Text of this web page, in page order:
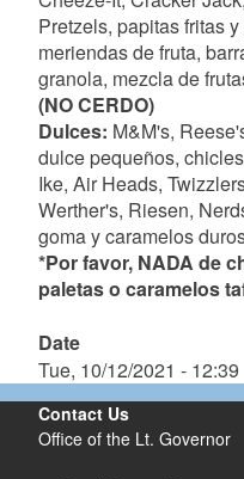
Pretzels, papitas fritas
meriendas de fruta,
granola, mezcla de
(NO CERDO)
Dulces: M&M's,
dulce pequeños,
Ike, Air Heads,
Werther's, Riesen,
goma y caramelos
*Por favor, NADA de
paletas o caramelos
Date
Tue, 10/12/2021 - 12:39
Contact Us
Office of the Lt. Governor